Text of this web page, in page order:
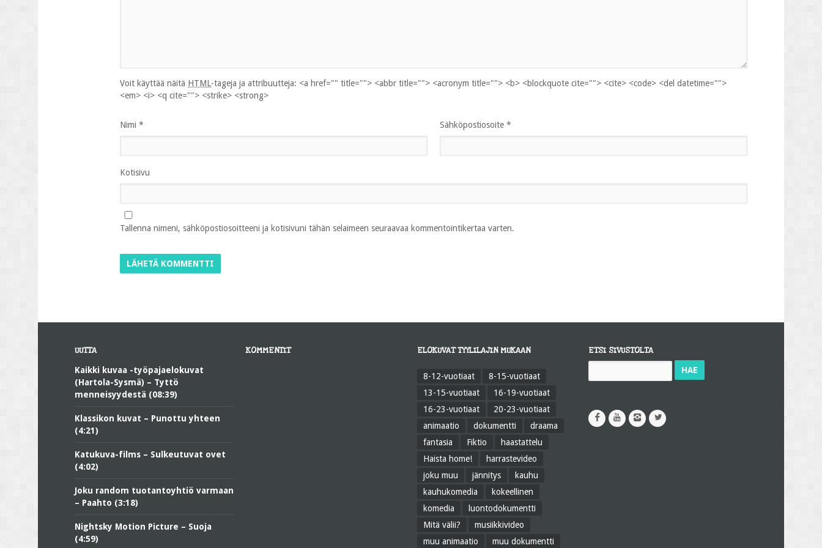
Voit käyttää näitä HTML-tageja ja attribuutteja: <a href="" title=""> <abbr title=""> <acronym title=""> <b> <blockquote cite=""> <cite> <code> <del datetime="">
<em> <i> <q cite=""> <strike> <strong>
Nimi * Sähköpostiosoite *
Kotisivu
Tallenna nimeni, sähköpostiosoitteeni ja kotisivuni tähän selaimeen seuraavaa kommentointikertaa varten.
UUTTA
Kaikki kuvaa -työpajaelokuvat
(Hartola-Sysmä) – Tyttö
menneisyydestä (08:39)
Klassikon kuvat – Punottu yhteen
(4:21)
Katukuva-films – Sulkeutuvat ovet
(4:02)
Joku random tuotantoyhtiö varmaan
– Paahto (3:18)
Nightsky Motion Picture – Suoja
(4:59)
KOMMENTIT ELOKUVAT TYYLILAJIN MUKAAN
8-12-vuotiaat
8-15-vuotiaat
13-15-vuotiaat
16-19-vuotiaat
16-23-vuotiaat
20-23-vuotiaat
animaatio
dokumentti
draama
fantasia
Fiktio
haastattelu
Haista home!
harrastevideo
joku muu
jännitys
kauhu
kauhukomedia
kokeellinen
komedia
luontodokumentti
Mitä välii?
musiikkivideo
muu animaatio
muu dokumentti
ETSI SIVUSTOLTA